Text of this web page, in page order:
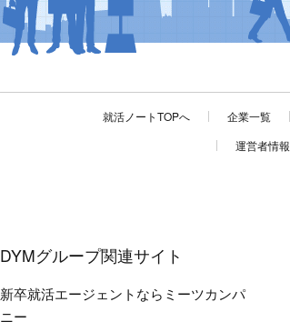
就活ノートTOPへ 企業一覧
運営者情報
DYMグループ関連サイト
新卒就活エージェントならミーツカンパ
ニー